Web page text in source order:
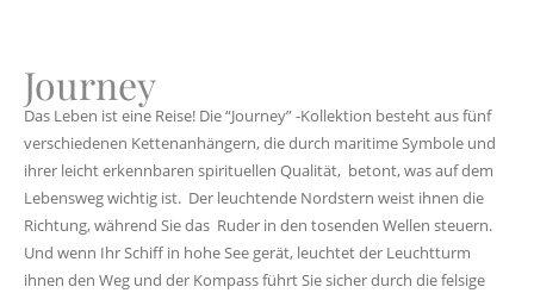
Journey
Das Leben ist eine Reise! Die “Journey” -Kollektion besteht aus fünf
verschiedenen Kettenanhängern, die durch maritime Symbole und
ihrer leicht erkennbaren spirituellen Qualität, betont, was auf dem
Lebensweg wichtig ist. Der leuchtende Nordstern weist ihnen die
Richtung, während Sie das Ruder in den tosenden Wellen steuern.
Und wenn Ihr Schiff in hohe See gerät, leuchtet der Leuchtturm
ihnen den Weg und der Kompass führt Sie sicher durch die felsige